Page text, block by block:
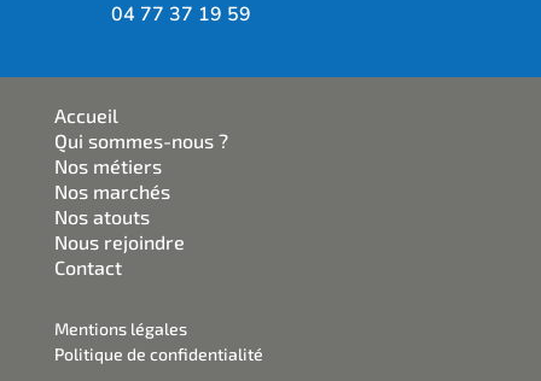
04 77 37 19 59
Accueil
Qui sommes-nous ?
Nos métiers
Nos marchés
Nos atouts
Nous rejoindre
Contact
Mentions légales
Politique de confidentialité